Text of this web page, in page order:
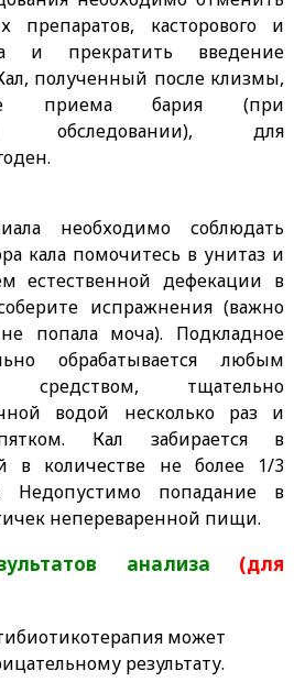
препаратов, касторового и
и прекратить введение
полученный после клизмы,
приема бария (при
обследовании), для
необходимо соблюдать
кала помочитесь в унитаз и
естественной дефекации в
испражнения (важно
попала моча). Подкладное
обрабатывается любым
средством, тщательно
водой несколько раз и
Кал забирается в
в количестве не более 1/3
Недопустимо попадание в
непереваренной пищи.
анализа (для
может
результату.